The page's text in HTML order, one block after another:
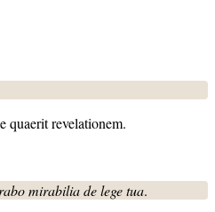
quaerit revelationem.
mirabilia de lege tua.